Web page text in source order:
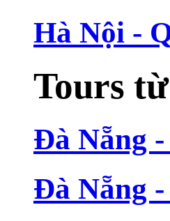
Hà Nội -
Tours
Đà Nẵng
Đà Nẵng